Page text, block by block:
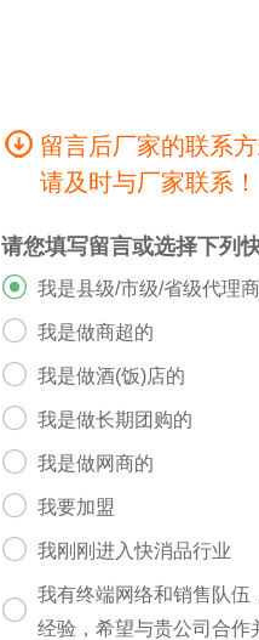
留言后厂家的联系
请及时与厂家联系！
请您填写留言或选择下列
 我是县级/市级/省级代理商
 我是做商超的
 我是做酒(饭)店的
 我是做长期团购的
 我是做网商的
 我要加盟
 我刚刚进入快消品行业

我有终端网络和销售队伍
经验，希望与贵公司合作